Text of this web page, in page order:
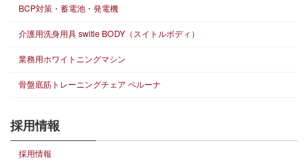
BCP対策・蓄電池・発電機
介護用洗身用具 switle BODY（スイトルボディ）
業務用ホワイトニングマシン
骨盤底筋トレーニングチェア ペルーナ
採用情報
採用情報